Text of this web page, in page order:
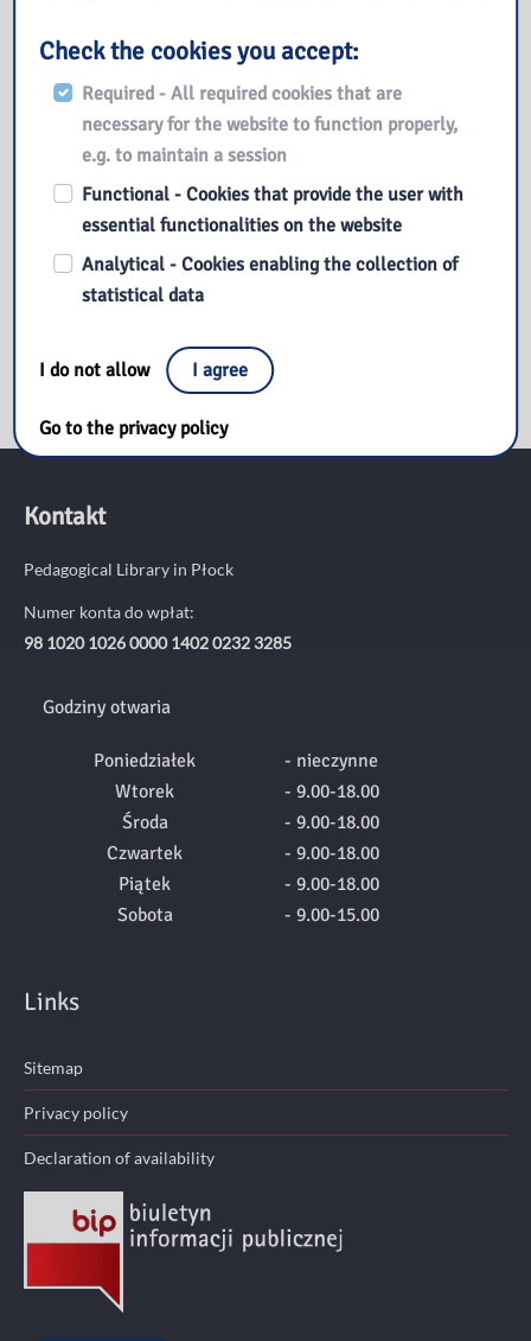
Also read
Prezent na sierpień od IBUK Libra
Budżet Obywatelski Mazowsza
Lipiec 2026
Książka na wakacjach
Uroczysta Gala z okazji 50. rocznicy Wydarzeń Czerwca ’76
w Płocku
Kontakt
Pedagogical Library in Płock
Numer konta do wpłat:
98 1020 1026 0000 1402 0232 3285
Godziny otwaria
Poniedziałek
Wtorek
Środa
Czwartek
Piątek
Sobota
- nieczynne
- 9.00-18.00
- 9.00-18.00
- 9.00-18.00
- 9.00-18.00
- 9.00-15.00
Links
Sitemap
Privacy policy
Declaration of availability
Check the cookies you accept:
Required - All required cookies that are
necessary for the website to function properly,
e.g. to maintain a session
Functional - Cookies that provide the user with
essential functionalities on the website
Analytical - Cookies enabling the collection of
statistical data
I do not allow I agree
Go to the privacy policy